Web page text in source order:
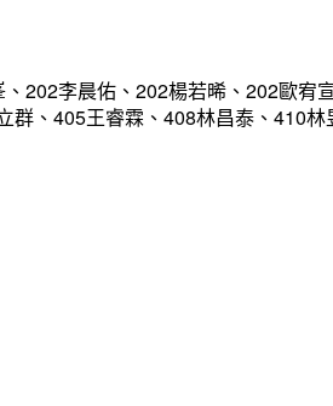
202李晨佑、202楊若晞、202歐
、405王睿霖、408林昌泰、410